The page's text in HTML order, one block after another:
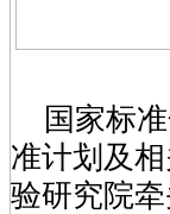
国家标准
准计划及
验研究院